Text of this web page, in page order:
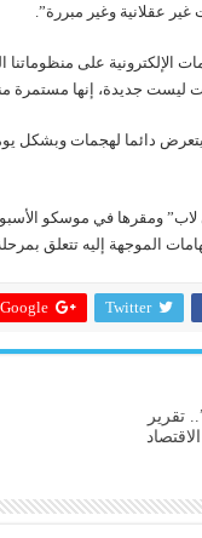
عقلانية وغير مبررة”.
على منظوماتنا
ليست جديدة، إنها مستمرة
يتعرض دائما لهجمات وبشكل
ومقرها في موسكو
الموجهة إليه تتعلق
Twitter
Google +
تقرير